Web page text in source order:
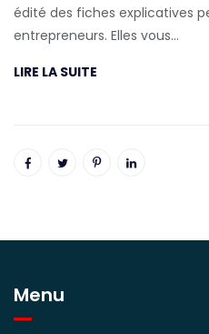
édité des fiches explicatives
entrepreneurs. Elles vous…
LIRE LA SUITE
Menu